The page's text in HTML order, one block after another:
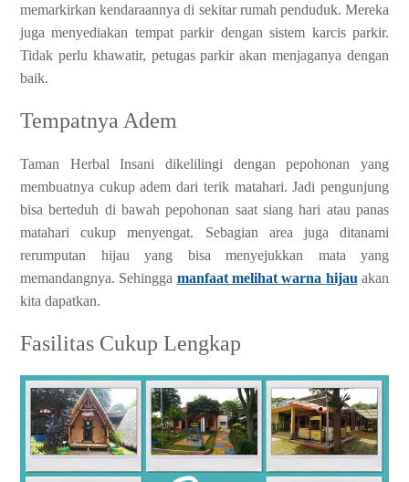
memarkirkan kendaraannya di sekitar rumah penduduk. Mereka
juga menyediakan tempat parkir dengan sistem karcis parkir.
Tidak perlu khawatir, petugas parkir akan menjaganya dengan
baik.
Tempatnya Adem
Taman Herbal Insani dikelilingi dengan pepohonan yang
membuatnya cukup adem dari terik matahari. Jadi pengunjung
bisa berteduh di bawah pepohonan saat siang hari atau panas
matahari cukup menyengat. Sebagian area juga ditanami
rerumputan hijau yang bisa menyejukkan mata yang
memandangnya. Sehingga manfaat melihat warna hijau akan
kita dapatkan.
Fasilitas Cukup Lengkap